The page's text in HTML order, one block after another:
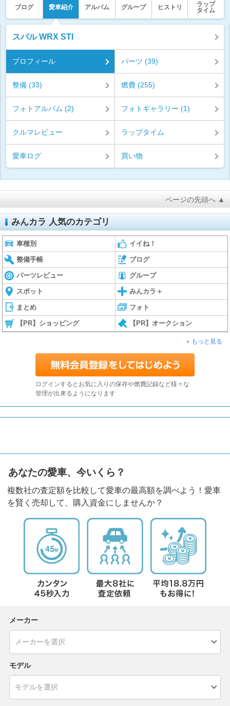
ブログ 愛車紹介 アルバム グループ ヒストリ
ラップ
タイム
スバル WRX STI
プロフィール パーツ (39)
整備 (33) 燃費 (255)
フォトアルバム (2) フォトギャラリー (1)
クルマレビュー ラップタイム
愛車ログ 買い物
ページの先頭へ ▲
みんカラ 人気のカテゴリ
車種別 イイね！
整備手帳 ブログ
パーツレビュー グループ
スポット みんカラ＋
まとめ フォト
【PR】ショッピング 【PR】オークション
もっと見る
ログインするとお気に入りの保存や燃費記録など様々な
管理が出来るようになります
あなたの愛車、今いくら？
複数社の査定額を比較して愛車の最高額を調べよう！愛車
を賢く売却して、購入資金にしませんか？
メーカー
モデル